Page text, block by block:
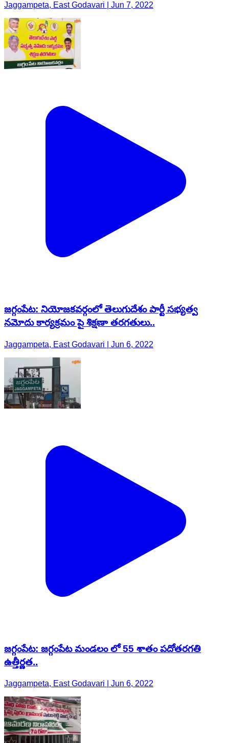
Jaggampeta, East Godavari | Jun 7, 2022
జగ్గంపేట: నియోజకవర్గంలో తెలుగుదేశం పార్టీ సభ్యత్వ
నమోదు కార్యక్రమం పై శిక్షణా తరగతులు..
Jaggampeta, East Godavari | Jun 6, 2022
జగ్గంపేట: జగ్గంపేట మండలం లో 55 శాతం పదోతరగతి
ఉత్తీర్ణత..
Jaggampeta, East Godavari | Jun 6, 2022